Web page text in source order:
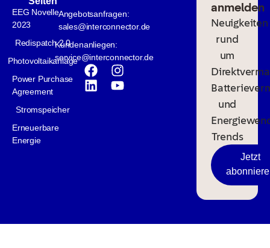
EEG Novelle
2023
Redispatch 2.0
Photovoltaikanlage
Power Purchase
Agreement
Stromspeicher
Erneuerbare
Energie
Angebotsanfragen:
sales@interconnector.de
Kundenanliegen:
service@interconnector.de
anmelden
Neuigkeiten
rund
um
und
Trends
Jetzt